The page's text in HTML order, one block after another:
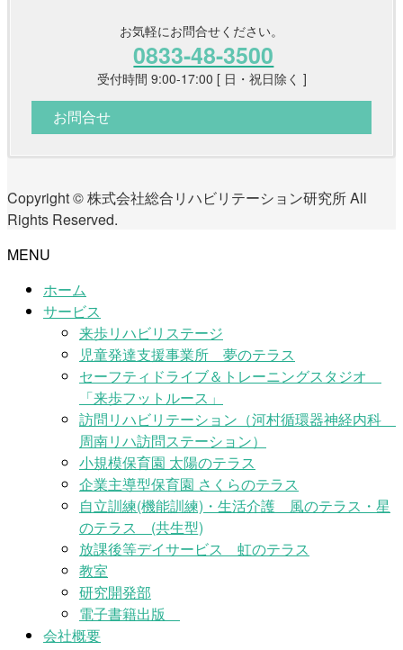
お気軽にお問合せください。
0833-48-3500
受付時間 9:00-17:00 [ 日・祝日除く ]
お問合せ
Copyright © 株式会社総合リハビリテーション研究所 All
Rights Reserved.
MENU
ホーム
サービス
来歩リハビリステージ
児童発達支援事業所 夢のテラス
セーフティドライブ＆トレーニングスタジオ
「来歩フットルース」
訪問リハビリテーション（河村循環器神経内科
周南リハ訪問ステーション）
小規模保育園 太陽のテラス
企業主導型保育園 さくらのテラス
自立訓練(機能訓練)・生活介護 風のテラス・星
のテラス (共生型)
放課後等デイサービス 虹のテラス
教室
研究開発部
電子書籍出版
会社概要